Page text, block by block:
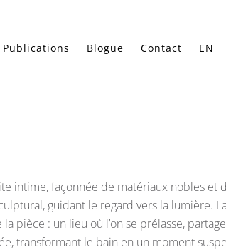
Publications Blogue Contact EN
intime, façonnée de matériaux nobles et
guidant le regard vers la lumière.
pièce : un lieu où l’on se prélasse,
transformant le bain en un moment